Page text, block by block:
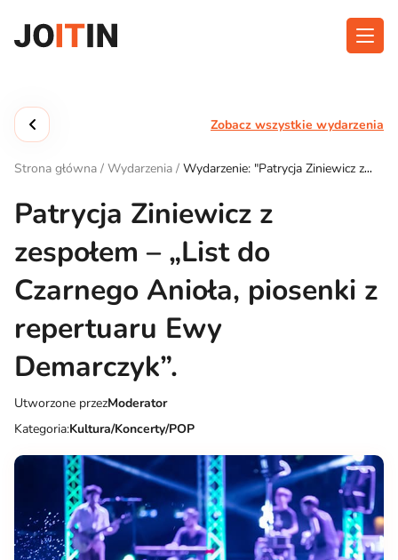
treści
Funkcjonalność
Kontakt
Pobierz aplikację:
Zobacz wszystkie wydarzenia
Strona główna / Wydarzenia / Wydarzenie: "Patrycja Ziniewicz z
Demarczyk”."
Patrycja Ziniewicz z
zespołem – „List do
Czarnego Anioła, piosenki z
repertuaru Ewy
Demarczyk”.
Utworzone przezModerator
Kategoria:Kultura/Koncerty/POP